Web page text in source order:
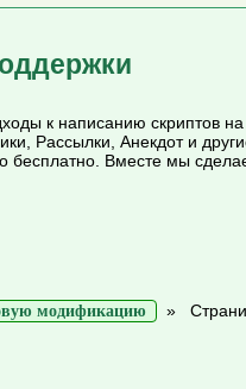
к написанию скриптов
Рассылки, Анекдот и
бесплатно. Вместе мы
модификацию »